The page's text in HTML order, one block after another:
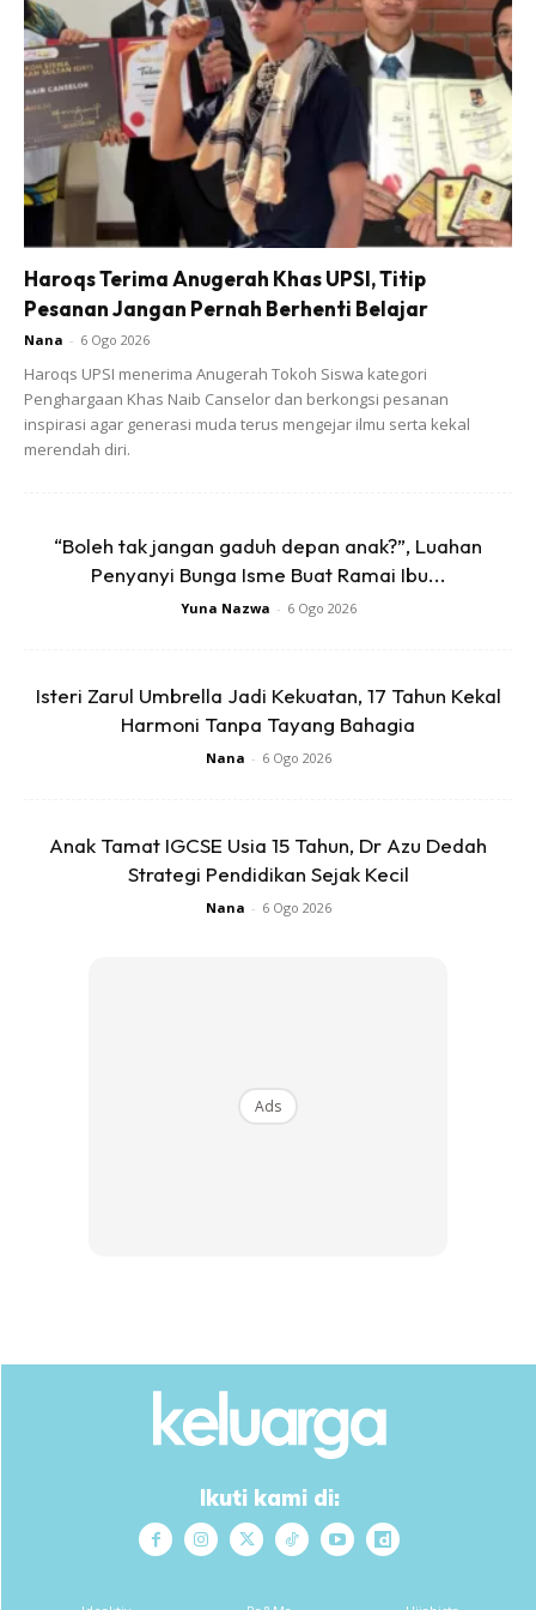
Bak kata orang, ke mana tumpahnya kuah kalau tak ke nasi.
Walaupun tidak mewarisi wajah ibu bapa sepenuhnya, ada
juga yang mewarisi menerusi keturunan nenek moyang
mereka. Semoga Shakil Aryan Shah membesar dengan
sihat dan menjadi anak soleh.
Untuk rekod, Emma maembong dan Shazli Azhar telah
mendirikan rumah tangga pada 20 Februari 2020. Hasil
perkahwinan, mereka dikurniakan dua orang Putera
bernama Shariq Arshan Gabriel dan Shakil Aryan Shah.
Sumber: Instagram Shakil Aryan Shah
Haroqs Terima Anugerah Khas UPSI, Titip
Pesanan Jangan Pernah Berhenti Belajar
Nana - 6 Ogo 2026
Haroqs UPSI menerima Anugerah Tokoh Siswa kategori
Penghargaan Khas Naib Canselor dan berkongsi pesanan
inspirasi agar generasi muda terus mengejar ilmu serta kekal
merendah diri.
“Boleh tak jangan gaduh depan anak?”, Luahan
Penyanyi Bunga Isme Buat Ramai Ibu...
Yuna Nazwa - 6 Ogo 2026
Isteri Zarul Umbrella Jadi Kekuatan, 17 Tahun Kekal
Harmoni Tanpa Tayang Bahagia
Nana - 6 Ogo 2026
Anak Tamat IGCSE Usia 15 Tahun, Dr Azu Dedah
Strategi Pendidikan Sejak Kecil
Nana - 6 Ogo 2026
Ads
Ikuti kami di: